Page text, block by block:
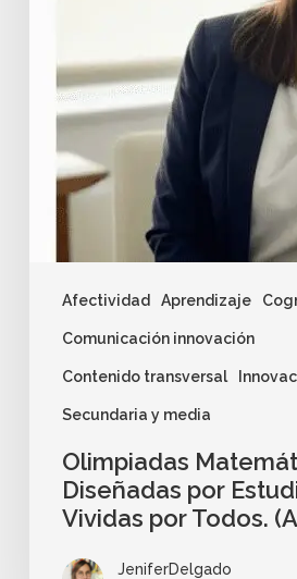
Afectividad Aprendizaje
Comunicación innovación
Contenido transversal
Secundaria y media
Olimpiadas
Diseñadas por
Vividas por Todos.
JeniferDelgado